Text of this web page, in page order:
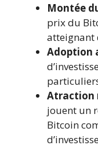
Montée
prix du
atteignant
Adoption
Atraction
jouent un
Bitcoin